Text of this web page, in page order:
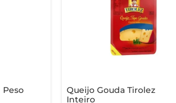
Peso
Queijo Gouda Tirolez
Inteiro